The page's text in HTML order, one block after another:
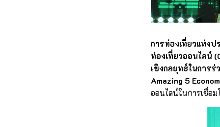
การท่องเที่ยวแห่ง
ท่องเที่ยวออนไลน์
เชิงกลยุทธ์ในการ
Amazing 5
ออนไลน์ในการเชื่อ